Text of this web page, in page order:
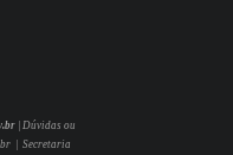
Dúvidas ou
| Secretaria